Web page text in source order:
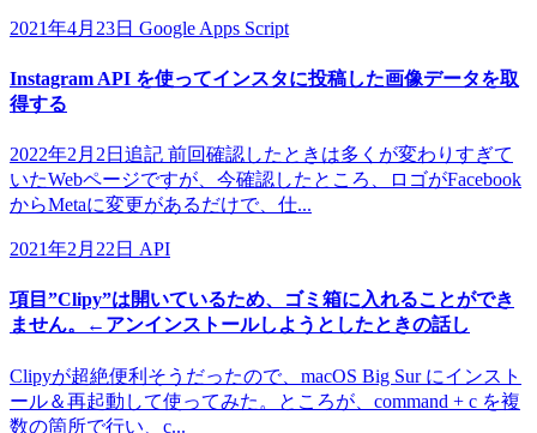
2021年4月23日 Google Apps Script
Instagram API を使ってインスタに投稿した画像データを取
得する
2022年2月2日追記 前回確認したときは多くが変わりすぎて
いたWebページですが、今確認したところ、ロゴがFacebook
からMetaに変更があるだけで、仕...
2021年2月22日 API
項目”Clipy”は開いているため、ゴミ箱に入れることができ
ません。←アンインストールしようとしたときの話し
Clipyが超絶便利そうだったので、macOS Big Sur にインスト
ール＆再起動して使ってみた。ところが、command + c を複
数の箇所で行い、c...